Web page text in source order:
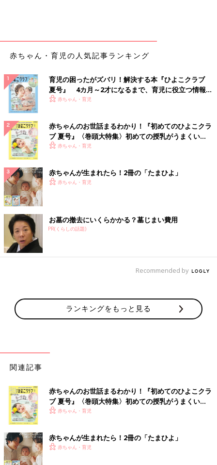
Instagramアカウント「moou_fu」
moou_fuさんがキャンドゥで購入したのはロケットタイプのくま
さん型蛍光ペンです。カラーはピンク、オレンジ、イエローの3
色展開。立てて置くとくまさんが肩車をしているかのようです
赤ちゃん・育児の人気記事ランキング
育児の困ったがズバリ！解決する本『ひよこクラブ
夏号』 4カ月～2才になるまで、育児に役立つ情報が
いっぱい！
赤ちゃん・育児
赤ちゃんのお世話まるわかり！『初めてのひよこクラ
ブ 夏号』〈巻頭大特集〉初めての授乳がうまくい
く！ おっぱい・ミルクの基本と夏のトラブル 解決テ
赤ちゃん・育児
赤ちゃんが生まれたら！2冊の「たまひよ」
赤ちゃん・育児
お墓の撤去にいくらかかる？墓じまい費用
PR(くらしの話題)
Recommended by
ランキングをもっと見る
関連記事
赤ちゃんのお世話まるわかり！『初めてのひよこクラ
ブ 夏号』〈巻頭大特集〉初めての授乳がうまくい
く！ おっぱい・ミルクの基本と夏のトラブル 解決テ
赤ちゃん・育児
赤ちゃんが生まれたら！2冊の「たまひよ」
赤ちゃん・育児